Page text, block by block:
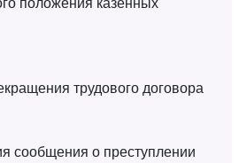
положения казенных
трудового договора
сообщения о преступлении